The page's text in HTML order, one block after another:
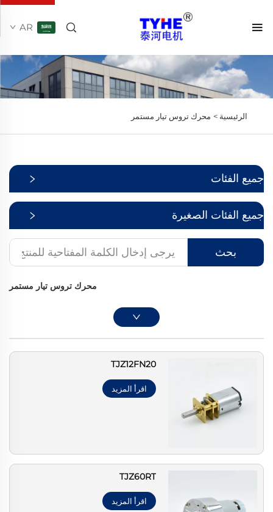
AR
الرئيسية > محرك تروس تيار مستمر
جميع الفئات
جميع الفئات الصغيرة
بحث
محرك تروس تيار مستمر
TJZ12FN20
اقرأ المزيد
TJZ60RT
اقرأ المزيد